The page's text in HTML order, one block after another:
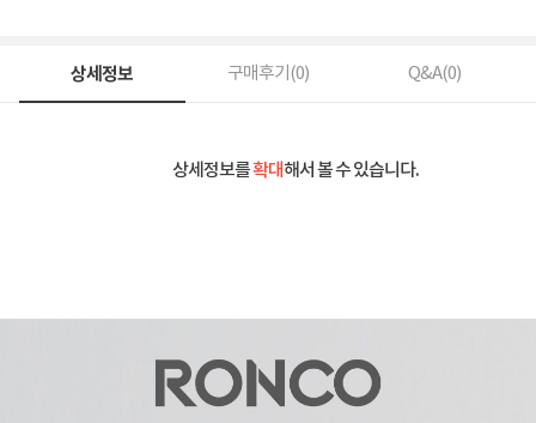
상세정보 구매후기(0) Q&A(0)
상세정보를확대해서 볼 수 있습니다.